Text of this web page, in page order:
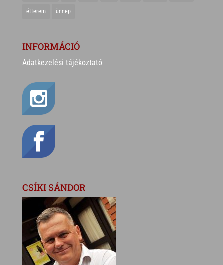
étterem ünnep
INFORMÁCIÓ
Adatkezelési tájékoztató
CSÍKI SÁNDOR